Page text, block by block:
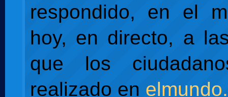
respondido, en el
hoy, en directo, a
que los
realizado en